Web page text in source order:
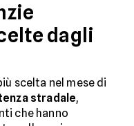
dagli
scelta nel mese di
stradale,
che hanno